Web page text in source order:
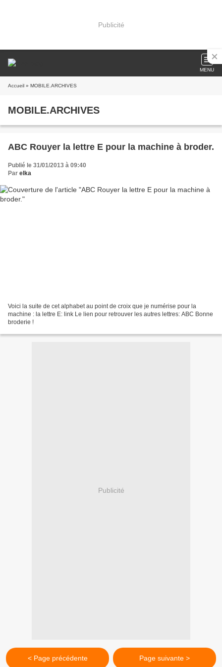
Publicité
MENU
Accueil » MOBILE.ARCHIVES
MOBILE.ARCHIVES
ABC Rouyer la lettre E pour la machine à broder.
Publié le 31/01/2013 à 09:40
Par elka
Voici la suite de cet alphabet au point de croix que je numérise pour la
machine : la lettre E: link Le lien pour retrouver les autres lettres: ABC Bonne
broderie !
Publicité
< Page précédente Page suivante >